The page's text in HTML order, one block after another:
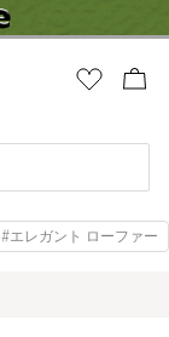
#エレガント ローファー